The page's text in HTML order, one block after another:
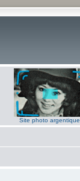
Site photo argentique